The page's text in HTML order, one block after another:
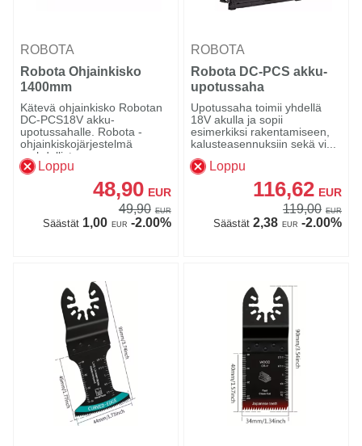
ROBOTA
Robota Ohjainkisko
1400mm
Kätevä ohjainkisko Robotan
DC-PCS18V akku-
upotussahalle. Robota -
ohjainkiskojärjestelmä
mahdollista...
Loppu
48,90 EUR
49,90 EUR
Säästät1,00 EUR -2.00%
ROBOTA
Robota DC-PCS akku-
upotussaha
Upotussaha toimii yhdellä
18V akulla ja sopii
esimerkiksi rakentamiseen,
kalusteasennuksiin sekä vi...
Loppu
116,62 EUR
119,00 EUR
Säästät2,38 EUR -2.00%